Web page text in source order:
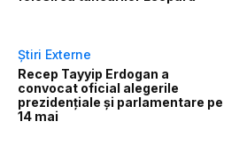
Știri Externe
Recep Tayyip Erdogan a
convocat oficial alegerile
prezidențiale și parlamentare pe
14 mai